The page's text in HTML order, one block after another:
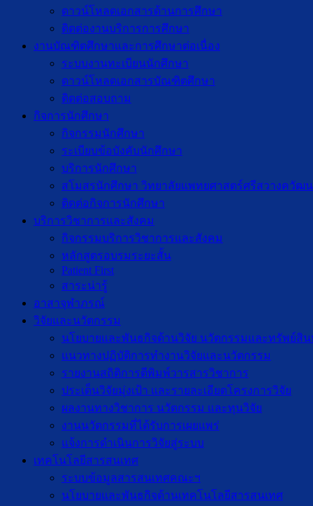
ดาวน์โหลดเอกสารด้านการศึกษา
ติดต่องานบริการการศึกษา
งานบัณฑิตศึกษาเเละการศึกษาต่อเนื่อง
ระบบงานทะเบียนนักศึกษา
ดาวน์โหลดเอกสารบัณฑิตศึกษา
ติดต่อสอบถาม
กิจการนักศึกษา
กิจกรรมนักศึกษา
ระเบียบข้อบังคับนักศึกษา
บริการนักศึกษา
สโมสรนักศึกษา วิทยาลัยแพทยศาสตร์ศรีสวางควัฒน
ติดต่อกิจการนักศึกษา
บริการวิชาการและสังคม
กิจกรรมบริการวิชาการและสังคม
หลักสูตรอบรมระยะสั้น
Patient First
สาระน่ารู้
อาสาจุฬาภรณ์
วิจัยและนวัตกรรม
นโยบายและพันธกิจด้านวิจัย นวัตกรรมและทรัพย์สิ
แนวทางปฏิบัติการทำงานวิจัยและนวัตกรรม
รายงานสถิติการตีพิมพ์วารสารวิชาการ
ประเด็นวิจัยมุ่งเป้า และรายละเอียดโครงการวิจัย
ผลงานทางวิชาการ นวัตกรรม และทุนวิจัย
งานนวัตกรรมที่ได้รับการเผยแพร่
แจ้งการดำเนินการวิจัยสู่ระบบ
เทคโนโลยีสารสนเทศ
ระบบข้อมูลสารสนเทศคณะฯ
นโยบายและพันธกิจด้านเทคโนโลยีสารสนเทศ